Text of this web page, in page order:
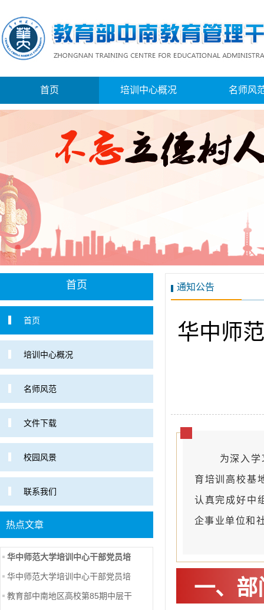
首页 培训中心概况 名师风
首页
首页
培训中心概况
名师风范
文件下载
校园风景
联系我们
热点文章
华中师范大学培训中心干部党员培
华中师范大学培训中心干部党员培
教育部中南地区高校第85期中层干
通知公告
华中师
为深入
育培训高校基
认真完成好中
企事业单位和
一、部